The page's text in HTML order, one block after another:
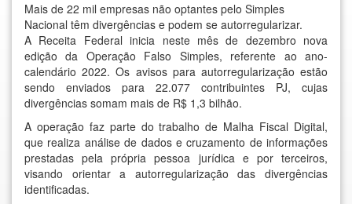
Mais de 22 mil empresas não optantes pelo Simples
Nacional têm divergências e podem se autorregularizar.
A Receita Federal inicia neste mês de dezembro nova
edição da Operação Falso Simples, referente ao ano-
calendário 2022. Os avisos para autorregularização estão
sendo enviados para 22.077 contribuintes PJ, cujas
divergências somam mais de R$ 1,3 bilhão.
A operação faz parte do trabalho de Malha Fiscal Digital,
que realiza análise de dados e cruzamento de informações
prestadas pela própria pessoa jurídica e por terceiros,
visando orientar a autorregularização das divergências
identificadas.